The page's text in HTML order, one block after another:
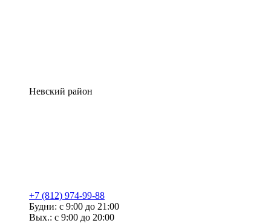
Невский район
+7 (812) 974-99-88
Будни: с 9:00 до 21:00
Вых.: с 9:00 до 20:00